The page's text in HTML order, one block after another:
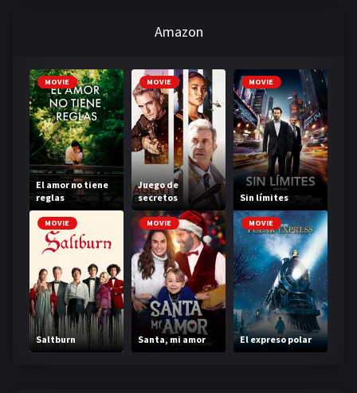
Amazon
MOVIE
El amor no tiene
reglas
MOVIE
Juego de
secretos
MOVIE
Sin límites
MOVIE
Saltburn
MOVIE
Santa, mi amor
MOVIE
El expreso polar